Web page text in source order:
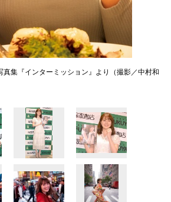
集『インターミッション』より（撮影／中村和